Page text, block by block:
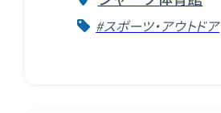
#スポーツ・アウトドア